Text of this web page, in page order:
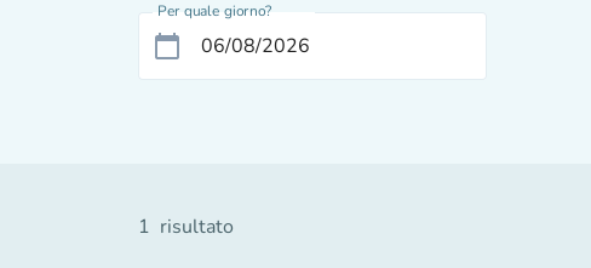
Per quale giorno?
calendar_today
1 risultato